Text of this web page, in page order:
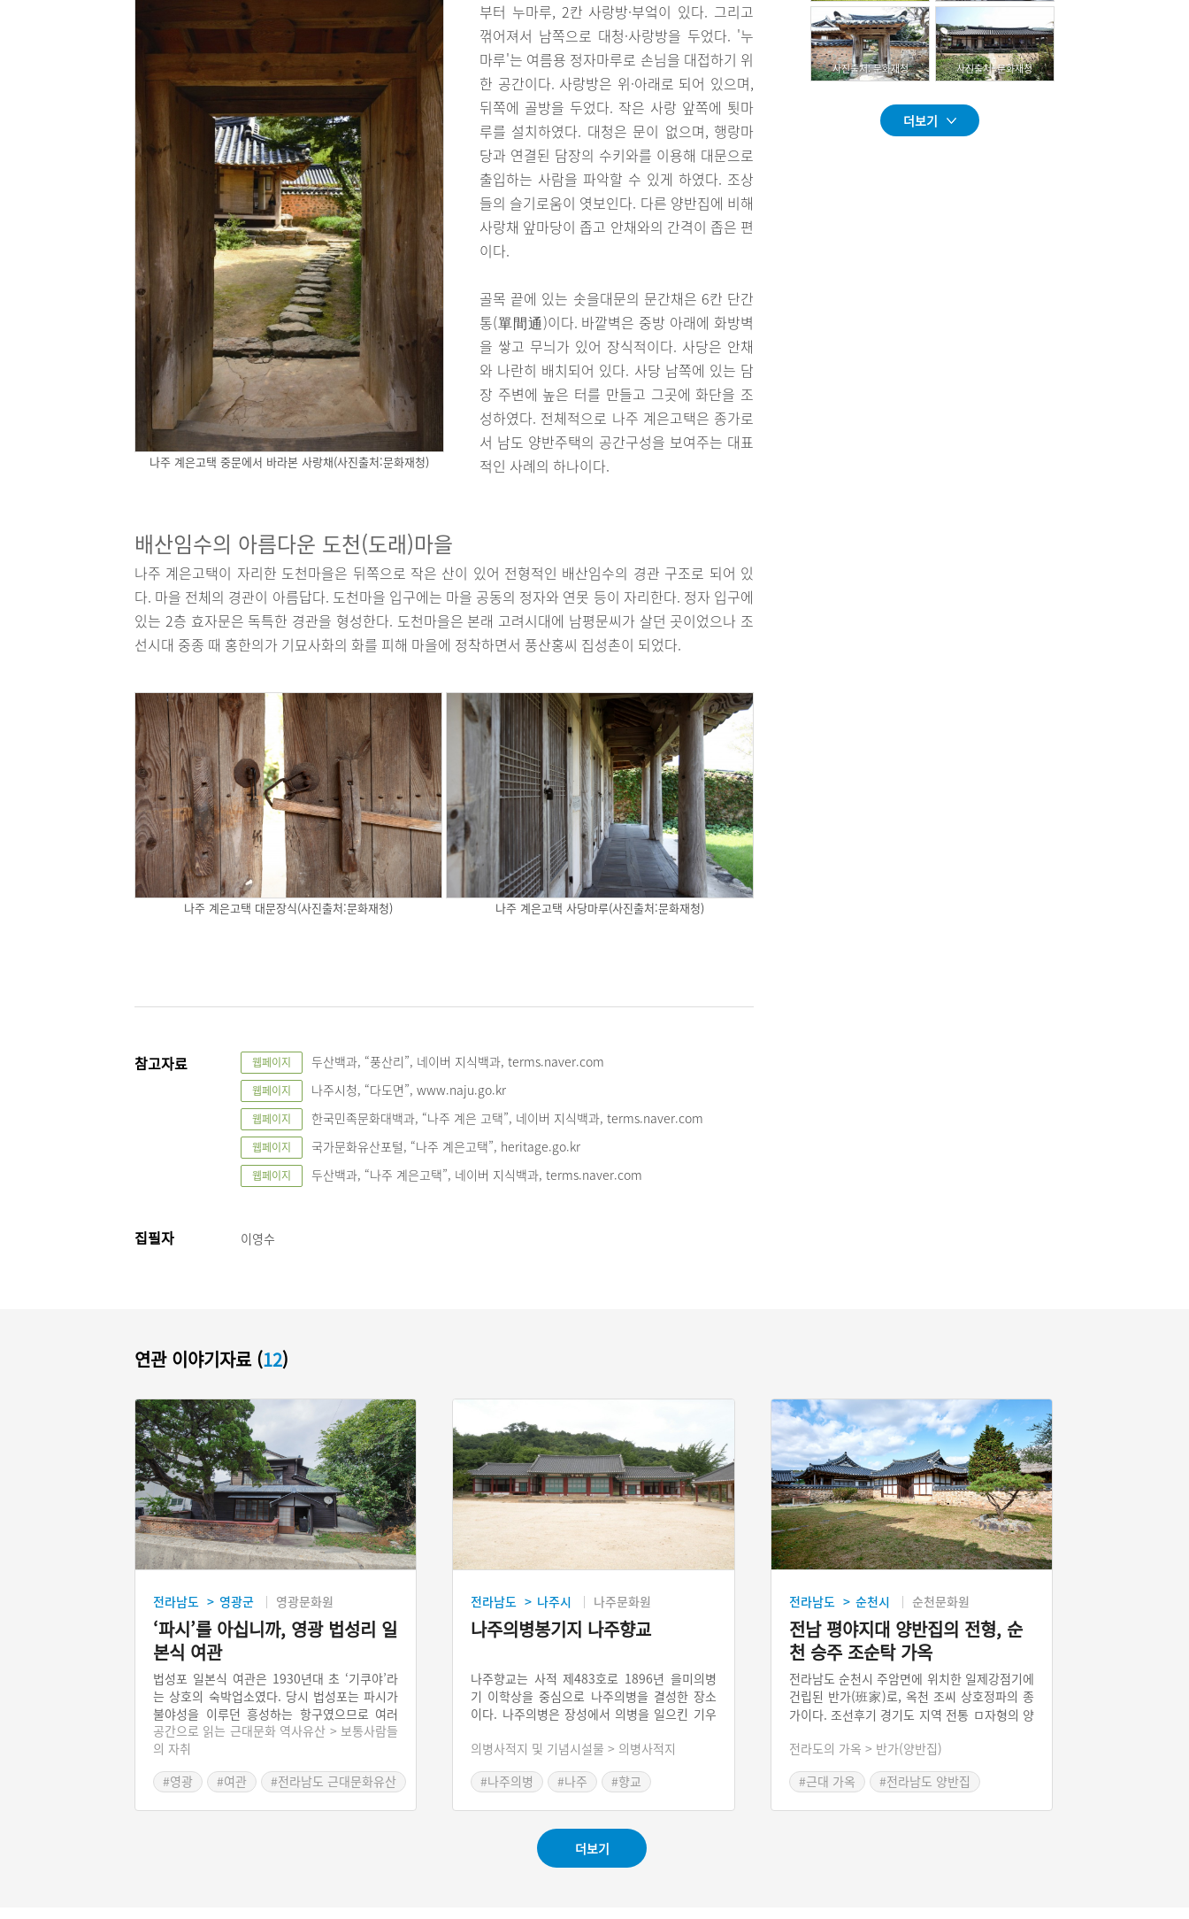
나주 계은고택 중문에서 바라본 사랑채(사진출처:문화재청)
부터 누마루, 2칸 사랑방·부엌이 있다. 그리고
꺾어져서 남쪽으로 대청·사랑방을 두었다. '누
마루'는 여름용 정자마루로 손님을 대접하기 위
한 공간이다. 사랑방은 위·아래로 되어 있으며,
뒤쪽에 골방을 두었다. 작은 사랑 앞쪽에 툇마
루를 설치하였다. 대청은 문이 없으며, 행랑마
당과 연결된 담장의 수키와를 이용해 대문으로
출입하는 사람을 파악할 수 있게 하였다. 조상
들의 슬기로움이 엿보인다. 다른 양반집에 비해
사랑채 앞마당이 좁고 안채와의 간격이 좁은 편
이다.
골목 끝에 있는 솟을대문의 문간채은 6칸 단간
통(單間通)이다. 바깥벽은 중방 아래에 화방벽
을 쌓고 무늬가 있어 장식적이다. 사당은 안채
와 나란히 배치되어 있다. 사당 남쪽에 있는 담
장 주변에 높은 터를 만들고 그곳에 화단을 조
성하였다. 전체적으로 나주 계은고택은 종가로
서 남도 양반주택의 공간구성을 보여주는 대표
적인 사례의 하나이다.
배산임수의 아름다운 도천(도래)마을
나주 계은고택이 자리한 도천마을은 뒤쪽으로 작은 산이 있어 전형적인 배산임수의 경관 구조로 되어 있
다. 마을 전체의 경관이 아름답다. 도천마을 입구에는 마을 공동의 정자와 연못 등이 자리한다. 정자 입구에
있는 2층 효자문은 독특한 경관을 형성한다. 도천마을은 본래 고려시대에 남평문씨가 살던 곳이었으나 조
선시대 중종 때 홍한의가 기묘사화의 화를 피해 마을에 정착하면서 풍산홍씨 집성촌이 되었다.
나주 계은고택 대문장식(사진출처:문화재청) 나주 계은고택 사당마루(사진출처:문화재청)
참고자료 웹페이지 두산백과, “풍산리”, 네이버 지식백과, terms.naver.com
웹페이지 나주시청, “다도면”, www.naju.go.kr
웹페이지 한국민족문화대백과, “나주 계은 고택”, 네이버 지식백과, terms.naver.com
웹페이지 국가문화유산포털, “나주 계은고택”, heritage.go.kr
웹페이지 두산백과, “나주 계은고택”, 네이버 지식백과, terms.naver.com
집필자 이영수
사진출처: 문화재청 사진출처: 문화재청
더보기
연관 이야기자료 (12)
전라남도 > 영광군 영광문화원
‘파시’를 아십니까, 영광 법성리 일
본식 여관
법성포 일본식 여관은 1930년대 초 ‘기쿠야’라
는 상호의 숙박업소였다. 당시 법성포는 파시가
불야성을 이루던 흥성하는 항구였으므로 여러
곳의 여관이 있었다. 그러나 현재는 기쿠야 여관
만 남았다. 2층으로 지어진 기쿠야 여관은 한눈
에 일본식을 직감하게 하지만 해방 이후 소유권
을 갖게 된 집안이 살림집으로 사용하면서 꾸준
공간으로 읽는 근대문화 역사유산 > 보통사람들
의 자취
#영광
#여관 #전라남도 근대문화유산
전라남도 > 나주시 나주문화원
나주의병봉기지 나주향교
나주향교는 사적 제483호로 1896년 을미의병
기 이학상을 중심으로 나주의병을 결성한 장소
이다. 나주의병은 장성에서 의병을 일으킨 기우
이 나주향교에 모여 이학상을 의병장으로 추대
하고 의병을 일으켰다. 이후 나주의병은 광주로
진출하여 북상을 준비하다 선유사가 내려와 왕
의병사적지 및 기념시설물 > 의병사적지
#나주의병
#나주 #향교
전라남도 > 순천시 순천문화원
전남 평야지대 양반집의 전형, 순
천 승주 조순탁 가옥
전라남도 순천시 주암면에 위치한 일제강점기에
건립된 반가(班家)로, 옥천 조씨 상호정파의 종
가이다. 조선후기 경기도 지역 전통 ㅁ자형의 양
인 것이 특징이다. 2,651㎡의 넓은 대지에 건립
된 가옥으로, 사랑채 상량문에 ‘태세갑술(太歲
甲戌)…’의 기록으로 보아 갑술년인 1934년에
전라도의 가옥 > 반가(양반집)
#근대 가옥
#전라남도 양반집
더보기